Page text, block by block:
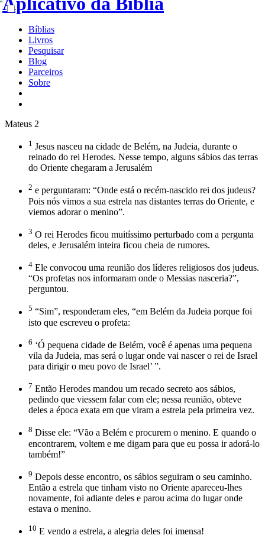
Bíblias
Livros
Pesquisar
Blog
Parceiros
Sobre
Mateus 2
1 Jesus nasceu na cidade de Belém, na Judeia, durante o
reinado do rei Herodes. Nesse tempo, alguns sábios das terras
do Oriente chegaram a Jerusalém
2 e perguntaram: “Onde está o recém-nascido rei dos judeus?
Pois nós vimos a sua estrela nas distantes terras do Oriente, e
viemos adorar o menino”.
3 O rei Herodes ficou muitíssimo perturbado com a pergunta
deles, e Jerusalém inteira ficou cheia de rumores.
4 Ele convocou uma reunião dos líderes religiosos dos judeus.
“Os profetas nos informaram onde o Messias nasceria?”,
perguntou.
5 “Sim”, responderam eles, “em Belém da Judeia porque foi
isto que escreveu o profeta:
6 ‘Ó pequena cidade de Belém, você é apenas uma pequena
vila da Judeia, mas será o lugar onde vai nascer o rei de Israel
para dirigir o meu povo de Israel’ ”.
7 Então Herodes mandou um recado secreto aos sábios,
pedindo que viessem falar com ele; nessa reunião, obteve
deles a época exata em que viram a estrela pela primeira vez.
8 Disse ele: “Vão a Belém e procurem o menino. E quando o
encontrarem, voltem e me digam para que eu possa ir adorá-lo
também!”
9 Depois desse encontro, os sábios seguiram o seu caminho.
Então a estrela que tinham visto no Oriente apareceu-lhes
novamente, foi adiante deles e parou acima do lugar onde
estava o menino.
10 E vendo a estrela, a alegria deles foi imensa!